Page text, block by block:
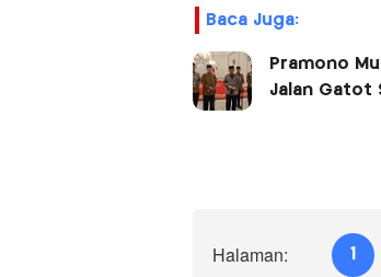
Baca Juga:
Pramono
Jalan Gatot
Halaman: 1